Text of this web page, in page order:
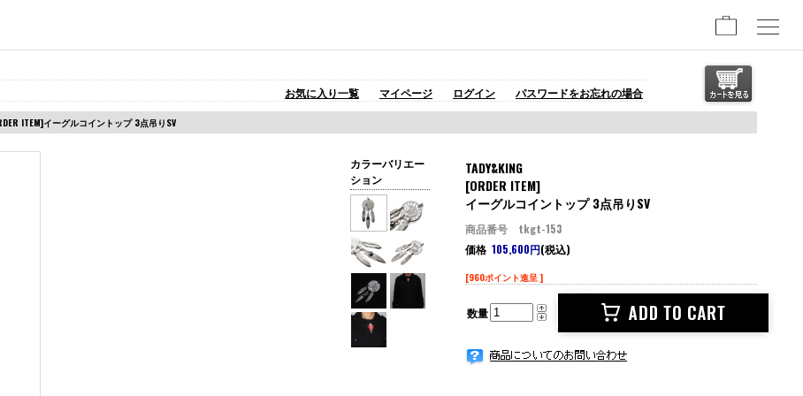
お気に入り一覧
マイページ ログイン パスワードをお忘れの場合
ITEM]イーグルコイントップ 3点吊りSV
TADY&KING
[ORDER ITEM]
イーグルコイントップ 3点吊りSV
商品番号 tkgt-153
価格 105,600円(税込)
[960ポイント進呈 ]
数量
カラーバリエー
ション